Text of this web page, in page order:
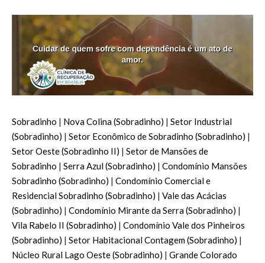
Sobradinho | Nova Colina (Sobradinho) | Setor Industrial
(Sobradinho) | Setor Econômico de Sobradinho (Sobradinho) |
Setor Oeste (Sobradinho II) | Setor de Mansões de
Sobradinho | Serra Azul (Sobradinho) | Condomínio Mansões
Sobradinho (Sobradinho) | Condomínio Comercial e
Residencial Sobradinho (Sobradinho) | Vale das Acácias
(Sobradinho) | Condomínio Mirante da Serra (Sobradinho) |
Vila Rabelo II (Sobradinho) | Condomínio Vale dos Pinheiros
(Sobradinho) | Setor Habitacional Contagem (Sobradinho) |
Núcleo Rural Lago Oeste (Sobradinho) | Grande Colorado